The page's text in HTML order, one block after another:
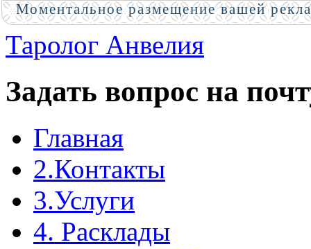
Таролог Анвелия
Задать вопрос на
Главная
2.Контакты
3.Услуги
4. Расклады
Моментальное размещение вашей